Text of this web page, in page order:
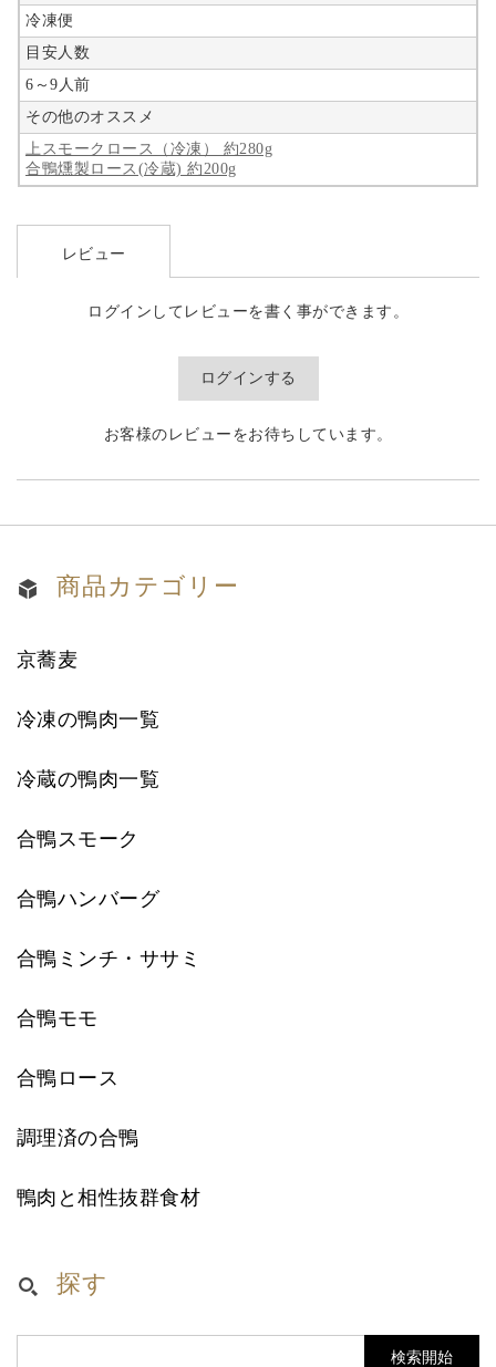
冷凍便
目安人数
6～9人前
その他のオススメ
上スモークロース（冷凍） 約280g
合鴨燻製ロース(冷蔵) 約200g
レビュー
ログインしてレビューを書く事ができます。
ログインする
お客様のレビューをお待ちしています。
商品カテゴリー
京蕎麦
冷凍の鴨肉一覧
冷蔵の鴨肉一覧
合鴨スモーク
合鴨ハンバーグ
合鴨ミンチ・ササミ
合鴨モモ
合鴨ロース
調理済の合鴨
鴨肉と相性抜群食材
探す